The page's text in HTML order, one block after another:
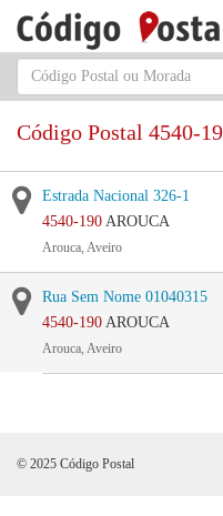
Código Postal 4540-
Estrada Nacional 326-1
4540-190 AROUCA
Arouca, Aveiro
Rua Sem Nome 01040315
4540-190 AROUCA
Arouca, Aveiro
© 2025 Código Postal